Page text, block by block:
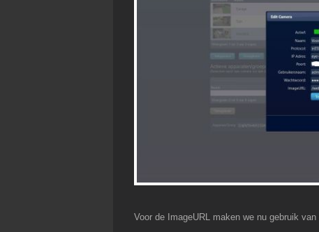
Voor de ImageURL maken we nu gebruik